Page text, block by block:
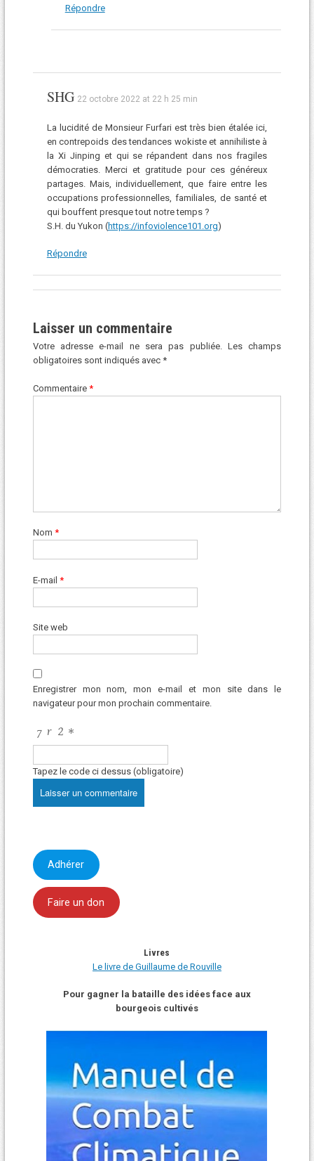
Répondre
SHG 22 octobre 2022 at 22 h 25 min
La lucidité de Monsieur Furfari est très bien étalée ici,
en contrepoids des tendances wokiste et annihiliste à
la Xi Jinping et qui se répandent dans nos fragiles
démocraties. Merci et gratitude pour ces généreux
partages. Mais, individuellement, que faire entre les
occupations professionnelles, familiales, de santé et
qui bouffent presque tout notre temps ?
S.H. du Yukon (https://infoviolence101.org)
Répondre
Laisser un commentaire
Votre adresse e-mail ne sera pas publiée. Les champs
obligatoires sont indiqués avec *
Commentaire *
Nom *
E-mail *
Site web
Enregistrer mon nom, mon e-mail et mon site dans le
navigateur pour mon prochain commentaire.
Tapez le code ci dessus (obligatoire)
Adhérer
Faire un don
Livres
Le livre de Guillaume de Rouville
Pour gagner la bataille des idées face aux
bourgeois cultivés